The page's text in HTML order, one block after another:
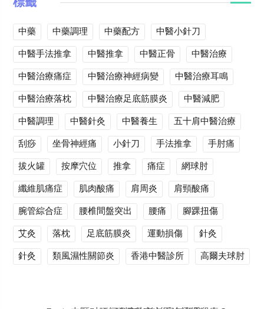
中藥 中藥調理 中藥配方
中醫小針刀
中醫手法推拿
中醫推拿 中醫正骨
中醫治療
中醫治療痛症
中醫治療神經病變
中醫治療耳鳴
中醫治療落枕
中醫治療足底筋膜炎
中醫減肥
中醫調理
中醫針灸 中醫養生
五十肩中醫治療
刮痧
坐骨神經痛 小針刀 手法推拿
手肘痛
拔火罐
按摩穴位 推拿 痛症
網球肘
纖維肌痛症
肌肉酸痛 肩周炎
肩頸酸痛
腕管綜合症
腰椎間盤突出 腰痛
腳踝扭傷
艾灸
落枕 足底筋膜炎 運動損傷
針灸
針灸
類風濕性關節炎 香港中醫診所 高爾夫球肘